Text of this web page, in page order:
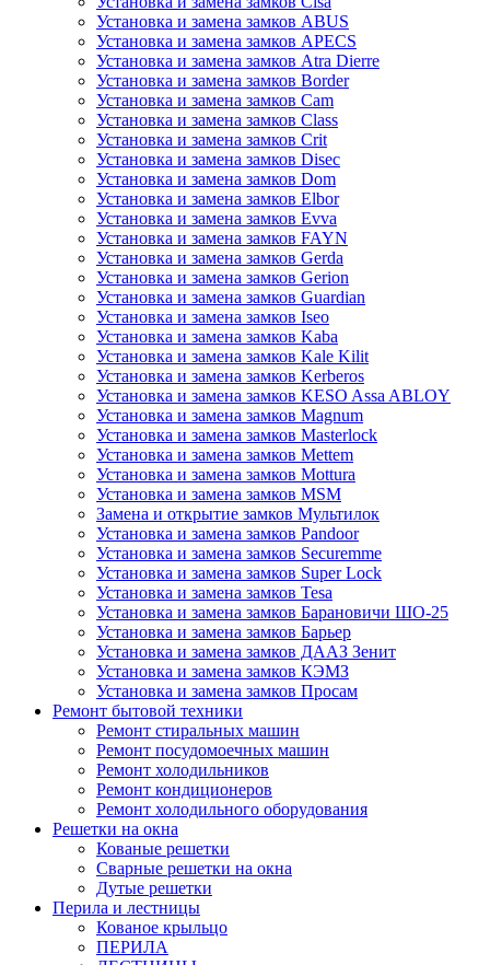
Установка и замена замков ABUS
Установка и замена замков APECS
Установка и замена замков Atra Dierre
Установка и замена замков Border
Установка и замена замков Cam
Установка и замена замков Class
Установка и замена замков Crit
Установка и замена замков Disec
Установка и замена замков Dom
Установка и замена замков Elbor
Установка и замена замков Evva
Установка и замена замков FAYN
Установка и замена замков Gerda
Установка и замена замков Gerion
Установка и замена замков Guardian
Установка и замена замков Iseo
Установка и замена замков Kaba
Установка и замена замков Kale Kilit
Установка и замена замков Kerberos
Установка и замена замков KESO Assa ABLOY
Установка и замена замков Magnum
Установка и замена замков Masterlock
Установка и замена замков Mettem
Установка и замена замков Mottura
Установка и замена замков MSM
Замена и открытие замков Мультилок
Установка и замена замков Pandoor
Установка и замена замков Securemme
Установка и замена замков Super Lock
Установка и замена замков Tesa
Установка и замена замков Барановичи ШО-25
Установка и замена замков Барьер
Установка и замена замков ДААЗ Зенит
Установка и замена замков КЭМЗ
Установка и замена замков Просам
Ремонт бытовой техники
Ремонт стиральных машин
Ремонт посудомоечных машин
Ремонт холодильников
Ремонт кондиционеров
Ремонт холодильного оборудования
Решетки на окна
Кованые решетки
Сварные решетки на окна
Дутые решетки
Перила и лестницы
Кованое крыльцо
ПЕРИЛА